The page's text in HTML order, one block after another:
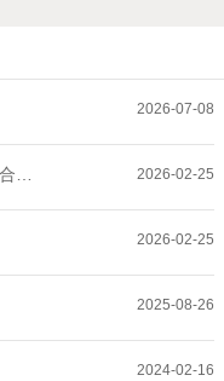
2026-07-08
2026-02-25
2026-02-25
2025-08-26
2024-02-16